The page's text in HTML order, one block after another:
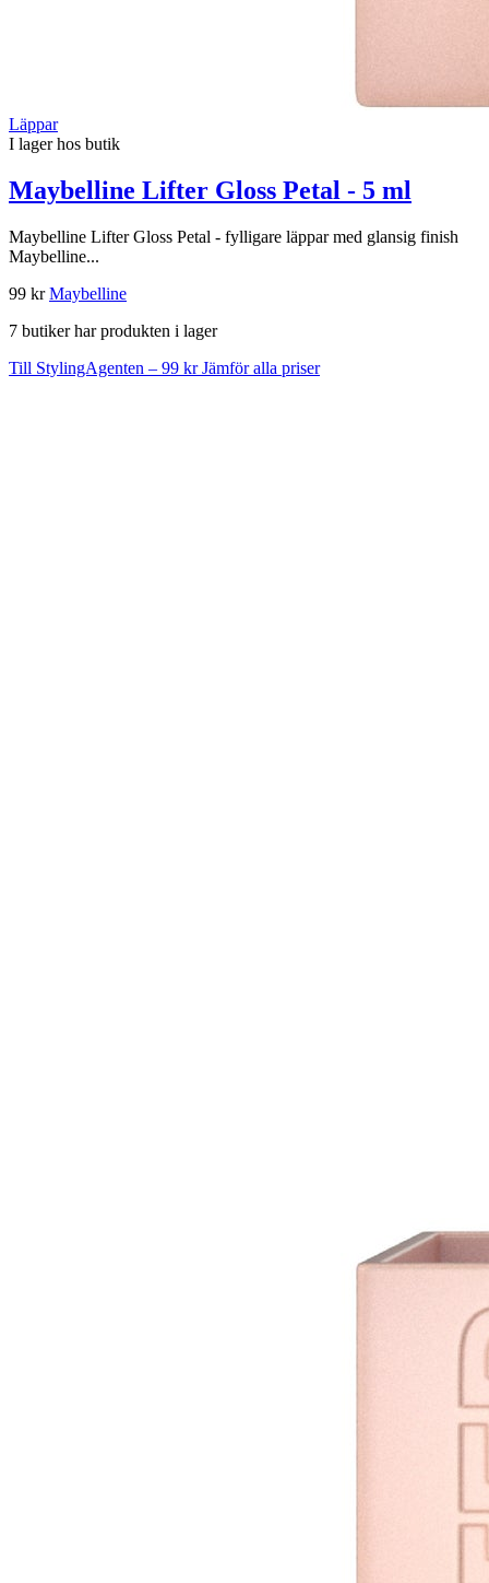
Läppar
I lager hos butik
Maybelline Lifter Gloss Petal - 5 ml
Maybelline Lifter Gloss Petal - fylligare läppar med glansig finish
Maybelline...
99 krMaybelline
7 butiker har produkten i lager
Till StylingAgenten – 99 krJämför alla priser